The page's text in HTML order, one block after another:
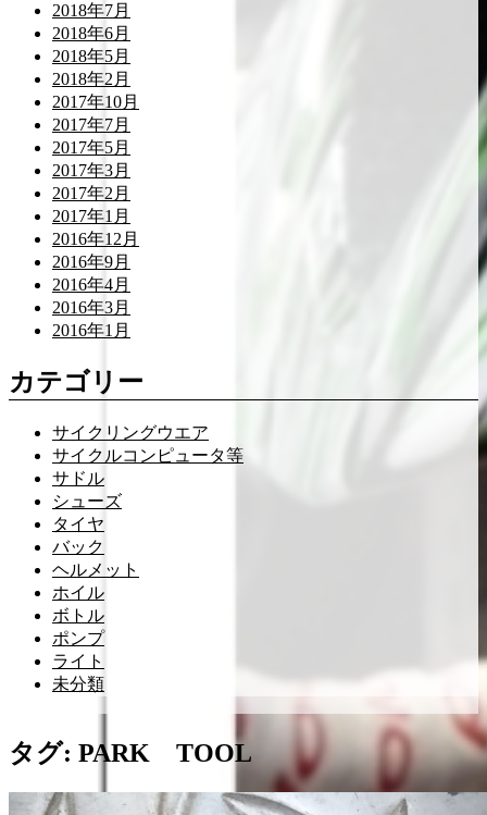
2018年7月
2018年6月
2018年5月
2018年2月
2017年10月
2017年7月
2017年5月
2017年3月
2017年2月
2017年1月
2016年12月
2016年9月
2016年4月
2016年3月
2016年1月
カテゴリー
サイクリングウエア
サイクルコンピュータ等
サドル
シューズ
タイヤ
バック
ヘルメット
ホイル
ボトル
ポンプ
ライト
未分類
タグ: PARK TOOL